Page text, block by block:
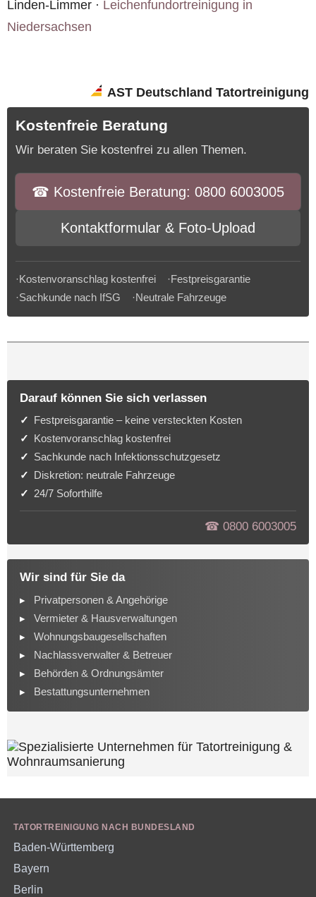
Linden-Limmer · Leichenfundortreinigung in
Niedersachsen
AST Deutschland Tatortreinigung
Kostenfreie Beratung
Wir beraten Sie kostenfrei zu allen Themen.
☎︎ Kostenfreie Beratung: 0800 6003005
Kontaktformular & Foto-Upload
·Kostenvoranschlag kostenfrei ·Festpreisgarantie
·Sachkunde nach IfSG ·Neutrale Fahrzeuge
Darauf können Sie sich verlassen
Festpreisgarantie – keine versteckten Kosten
Kostenvoranschlag kostenfrei
Sachkunde nach Infektionsschutzgesetz
Diskretion: neutrale Fahrzeuge
24/7 Soforthilfe
☎︎ 0800 6003005
Wir sind für Sie da
Privatpersonen & Angehörige
Vermieter & Hausverwaltungen
Wohnungsbaugesellschaften
Nachlassverwalter & Betreuer
Behörden & Ordnungsämter
Bestattungsunternehmen
TATORTREINIGUNG NACH BUNDESLAND
Baden-Württemberg
Bayern
Berlin